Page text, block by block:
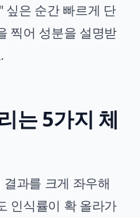
싶은 순간 빠르게 단
찍어 성분을 설명받
는 5가지 체
과를 크게 좌우해
인식률이 확 올라가